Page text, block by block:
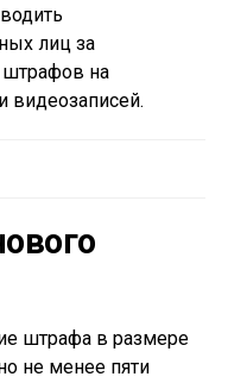
лиц за
на
видеозаписей.
штрафа в размере
не менее пяти